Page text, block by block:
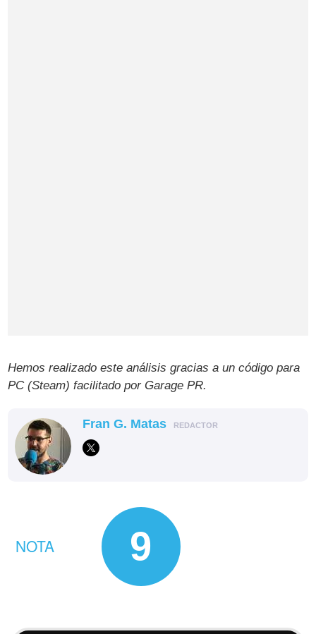
Hemos realizado este análisis gracias a un código para
PC (Steam) facilitado por Garage PR.
Fran G. Matas REDACTOR
NOTA 9